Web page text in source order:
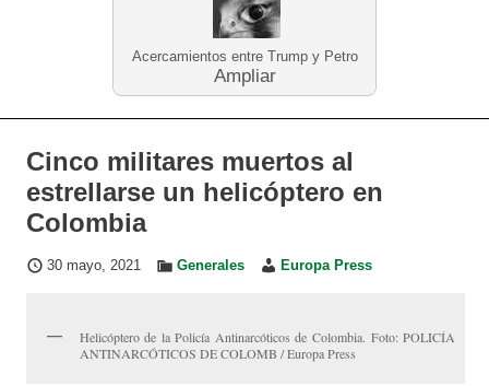
Acercamientos entre Trump y Petro
Ampliar
Cinco militares muertos al
estrellarse un helicóptero en
Colombia
30 mayo, 2021 Generales Europa Press
Helicóptero de la Policía Antinarcóticos de Colombia. Foto: POLICÍA
ANTINARCÓTICOS DE COLOMB / Europa Press